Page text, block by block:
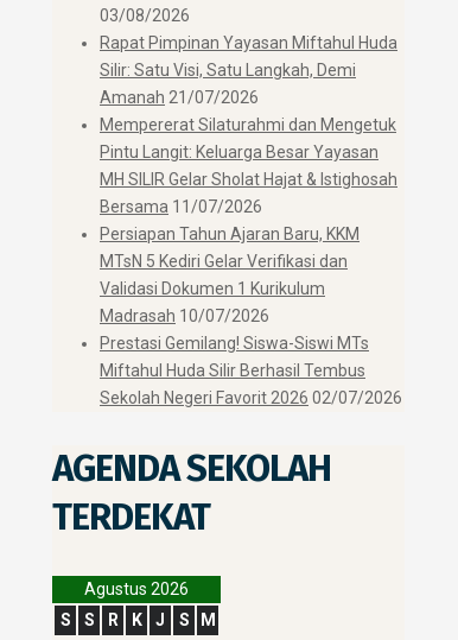
03/08/2026
Rapat Pimpinan Yayasan Miftahul Huda
Silir: Satu Visi, Satu Langkah, Demi
Amanah 21/07/2026
Mempererat Silaturahmi dan Mengetuk
Pintu Langit: Keluarga Besar Yayasan
MH SILIR Gelar Sholat Hajat & Istighosah
Bersama 11/07/2026
Persiapan Tahun Ajaran Baru, KKM
MTsN 5 Kediri Gelar Verifikasi dan
Validasi Dokumen 1 Kurikulum
Madrasah 10/07/2026
Prestasi Gemilang! Siswa-Siswi MTs
Miftahul Huda Silir Berhasil Tembus
Sekolah Negeri Favorit 2026 02/07/2026
AGENDA SEKOLAH
TERDEKAT
Agustus 2026
S
S R K J S
M